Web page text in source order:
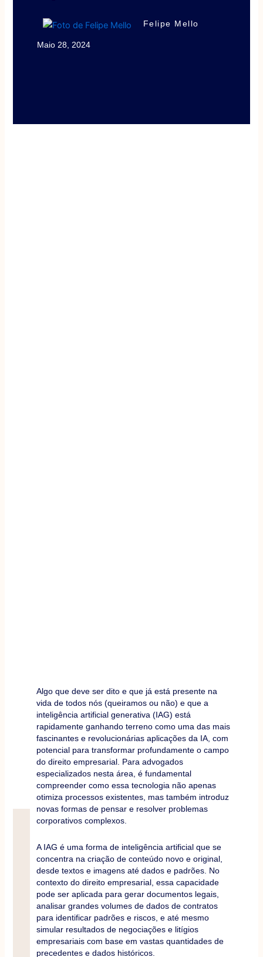
Felipe Mello
Maio 28, 2024
Algo que deve ser dito e que já está presente na
vida de todos nós (queiramos ou não) e que a
inteligência artificial generativa (IAG) está
rapidamente ganhando terreno como uma das mais
fascinantes e revolucionárias aplicações da IA, com
potencial para transformar profundamente o campo
do direito empresarial. Para advogados
especializados nesta área, é fundamental
compreender como essa tecnologia não apenas
otimiza processos existentes, mas também introduz
novas formas de pensar e resolver problemas
corporativos complexos.
A IAG é uma forma de inteligência artificial que se
concentra na criação de conteúdo novo e original,
desde textos e imagens até dados e padrões. No
contexto do direito empresarial, essa capacidade
pode ser aplicada para gerar documentos legais,
analisar grandes volumes de dados de contratos
para identificar padrões e riscos, e até mesmo
simular resultados de negociações e litígios
empresariais com base em vastas quantidades de
precedentes e dados históricos.